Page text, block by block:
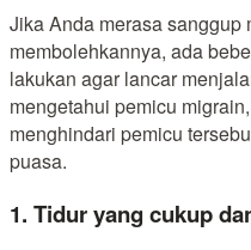
Jika Anda merasa sanggup
membolehkannya, ada
lakukan agar lancar
mengetahui pemicu
menghindari pemicu
puasa.
1. Tidur yang cukup